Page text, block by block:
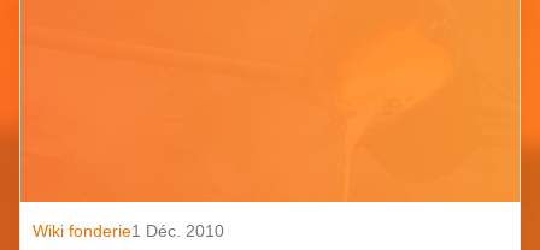
Wiki fonderie1 Déc. 2010